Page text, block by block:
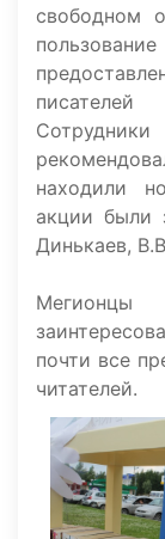
свободном
находили
акции были
Динькаев,
почти все
читателей.